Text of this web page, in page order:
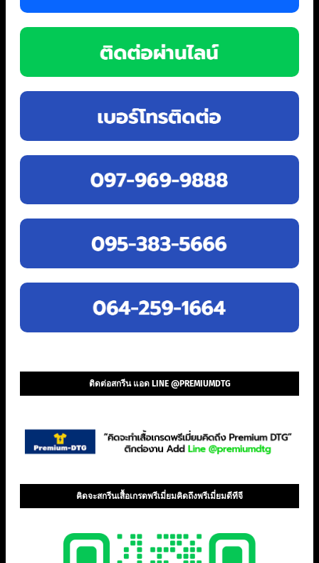
ติดต่อสกรีน แอด LINE @PREMIUMDTG
คิดจะสกรีนเสื้อเกรดพรีเมี่ยมคิดถึงพรีเมี่ยมดีทีจี